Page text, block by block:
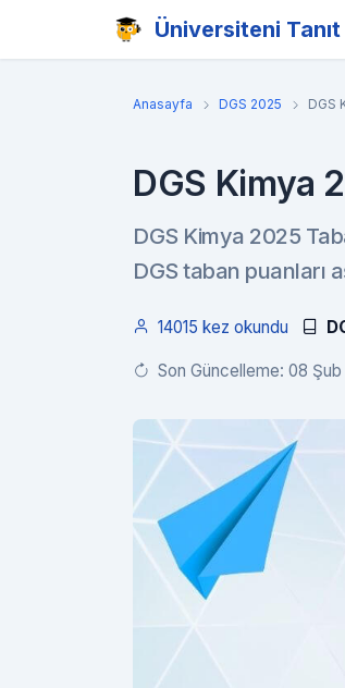
Üniversiteni Tanıt
Anasayfa DGS 2025 DGS
DGS Kimya
DGS Kimya 2025
DGS taban puanları
14015 kez okundu
Son Güncelleme: 08